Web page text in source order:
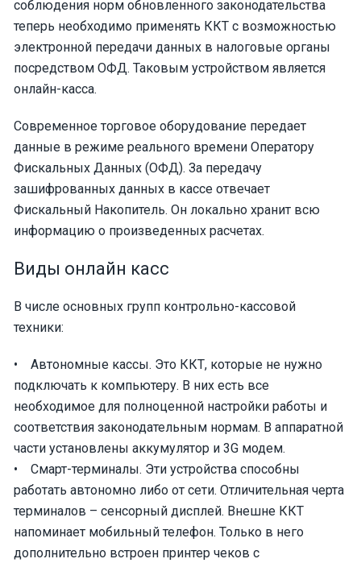
соблюдения норм обновленного законодательства
теперь необходимо применять ККТ с возможностью
электронной передачи данных в налоговые органы
посредством ОФД. Таковым устройством является
онлайн-касса.
Современное торговое оборудование передает
данные в режиме реального времени Оператору
Фискальных Данных (ОФД). За передачу
зашифрованных данных в кассе отвечает
Фискальный Накопитель. Он локально хранит всю
информацию о произведенных расчетах.
Виды онлайн касс
В числе основных групп контрольно-кассовой
техники:
• Автономные кассы. Это ККТ, которые не нужно
подключать к компьютеру. В них есть все
необходимое для полноценной настройки работы и
соответствия законодательным нормам. В аппаратной
части установлены аккумулятор и 3G модем.
• Смарт-терминалы. Эти устройства способны
работать автономно либо от сети. Отличительная черта
терминалов – сенсорный дисплей. Внешне ККТ
напоминает мобильный телефон. Только в него
дополнительно встроен принтер чеков с